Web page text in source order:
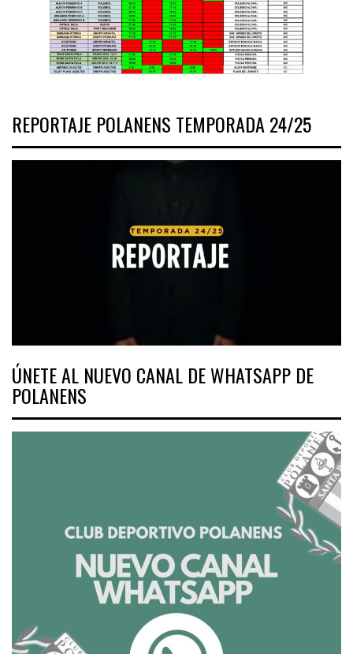
REPORTAJE POLANENS TEMPORADA 24/25
ÚNETE AL NUEVO CANAL DE WHATSAPP DE
POLANENS